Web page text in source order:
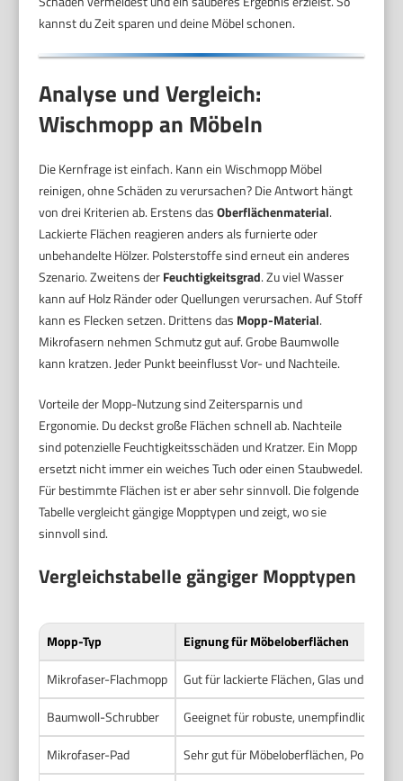
kannst du Zeit sparen und deine Möbel schonen.
Analyse und Vergleich:
Wischmopp an Möbeln
Die Kernfrage ist einfach. Kann ein Wischmopp Möbel
reinigen, ohne Schäden zu verursachen? Die Antwort hängt
von drei Kriterien ab. Erstens dasOberflächenmaterial.
Lackierte Flächen reagieren anders als furnierte oder
unbehandelte Hölzer. Polsterstoffe sind erneut ein anderes
Szenario. Zweitens derFeuchtigkeitsgrad. Zu viel Wasser
kann auf Holz Ränder oder Quellungen verursachen. Auf Stoff
kann es Flecken setzen. Drittens das Mopp-Material.
Mikrofasern nehmen Schmutz gut auf. Grobe Baumwolle
kann kratzen. Jeder Punkt beeinflusst Vor- und Nachteile.
Vorteile der Mopp-Nutzung sind Zeitersparnis und
Ergonomie. Du deckst große Flächen schnell ab. Nachteile
sind potenzielle Feuchtigkeitsschäden und Kratzer. Ein Mopp
ersetzt nicht immer ein weiches Tuch oder einen Staubwedel.
Für bestimmte Flächen ist er aber sehr sinnvoll. Die folgende
Tabelle vergleicht gängige Mopptypen und zeigt, wo sie
sinnvoll sind.
Vergleichstabelle gängiger Mopptypen
Mopp-Typ
Eignung für Möbeloberflächen
Mikrofaser-Flachmopp
Gut für lackierte Flächen, Glas und
Baumwoll-Schrubber
Geeignet für robuste, unempfindliche
Mikrofaser-Pad
Sehr gut für Möbeloberflächen,